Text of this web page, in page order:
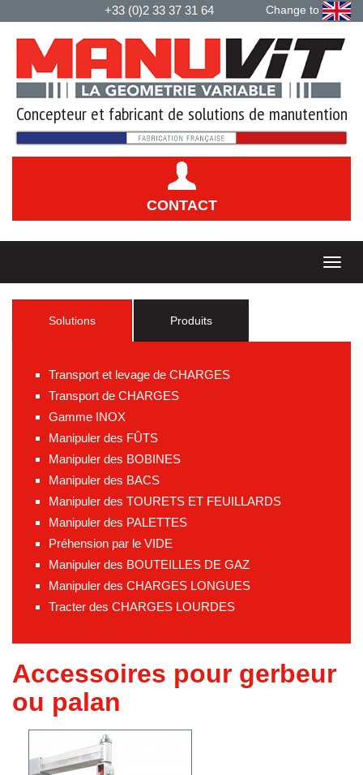
Change to
+33 (0)2 33 37 31 64
Concepteur et fabricant de solutions de manutention
CONTACT
Solutions Produits
Transport et levage de CHARGES
Transport de CHARGES
Gamme INOX
Manipuler des FÛTS
Manipuler des BOBINES
Manipuler des BACS
Manipuler des TOURETS ET FEUILLARDS
Manipuler des PALETTES
Préhension par le VIDE
Manipuler des BOUTEILLES DE GAZ
Manipuler des CHARGES LONGUES
Tracter des CHARGES LOURDES
Accessoires pour gerbeur
ou palan